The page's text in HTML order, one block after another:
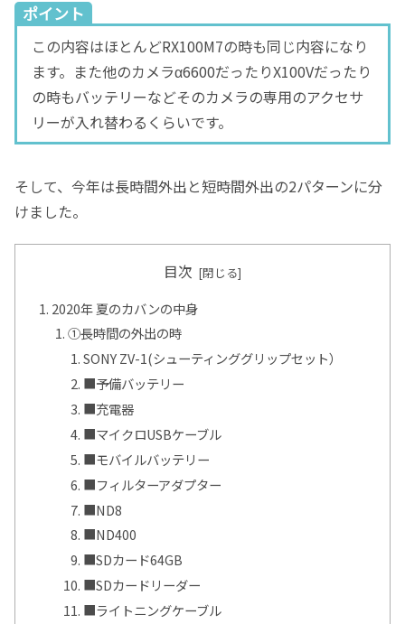
ポイント
この内容はほとんどRX100M7の時も同じ内容になり
ます。また他のカメラα6600だったりX100Vだったり
の時もバッテリーなどそのカメラの専用のアクセサ
リーが入れ替わるくらいです。
そして、今年は長時間外出と短時間外出の2パターンに分
けました。
目次
2020年 夏のカバンの中身
①長時間の外出の時
SONY ZV-1(シューティンググリップセット）
■予備バッテリー
■充電器
■マイクロUSBケーブル
■モバイルバッテリー
■フィルターアダプター
■ND8
■ND400
■SDカード64GB
■SDカードリーダー
■ライトニングケーブル